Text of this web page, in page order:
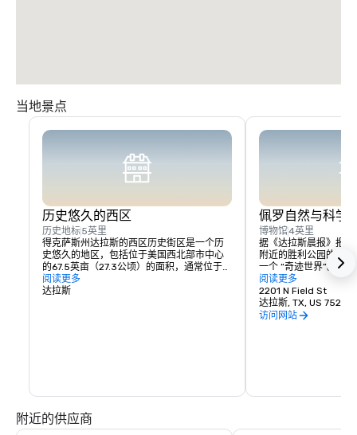
当地景点
历史悠久的西区
历史地标5英里
得克萨斯州达拉斯的西区历史街区是一个历
史悠久的地区，包括位于美国西北部市中心
的67.5英亩（27.3公顷）的面积，通常位于
Commerce以北，I-35E 以东，拉马尔以
西，伍德尔·罗杰斯高速公路以南。它位于胜
阅读更多
达拉斯
佩罗自然与科学
博物馆4英里
据《达拉斯晨报》报
附近的胜利公园的佩
一个 “奇迹世界”。这
月1日向公众开放，通
了各个年龄段的好奇
科学课而自豪。准备
你的大脑惊叹不已。
阅读更多
2201 N Field St
达拉斯, TX, US 75201
访问网站
附近的供应商